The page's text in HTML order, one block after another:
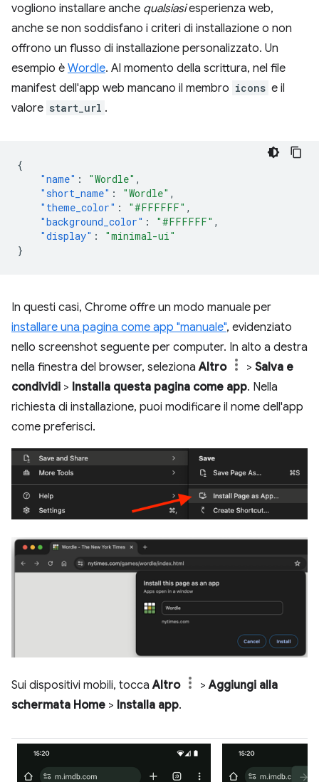
vogliono installare anche qualsiasiesperienza web,
anche se non soddisfano i criteri di installazione o non
offrono un flusso di installazione personalizzato. Un
esempio è Wordle. Al momento della scrittura, nel file
manifest dell'app web mancano il membro icons e il
valore start_url .
{
"name" : "Wordle" ,
"short_name" : "Wordle" ,
"theme_color" : "#FFFFFF" ,
"background_color" : "#FFFFFF" ,
"display" :
"minimal-ui"
}
In questi casi, Chrome offre un modo manuale per
installare una pagina come app "manuale", evidenziato
nello screenshot seguente per computer. In alto a destra
nella finestra del browser, selezionaAltro > Salva e
condividi > Installa questa pagina come app. Nella
richiesta di installazione, puoi modificare il nome dell'app
come preferisci.
Sui dispositivi mobili, toccaAltro >Aggiungi alla
schermata Home > Installa app.